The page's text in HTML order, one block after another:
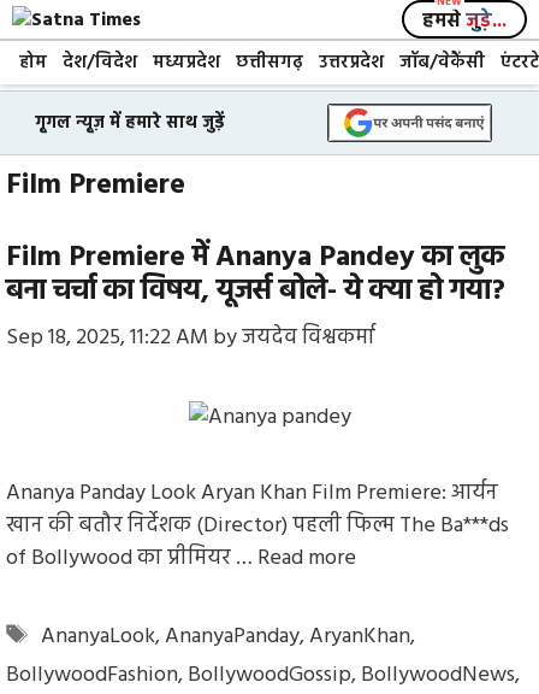
Skip
to
content
हमसेजुड़े...
होम देश/विदेश मध्यप्रदेश छत्तीसगढ़ उत्तरप्रदेश जॉब/वेकैंसी
गूगल न्यूज़ में हमारे साथ जुड़ें
Film Premiere
Film Premiere में Ananya Pandey का लुक
बना चर्चा का विषय, यूजर्स बोले- ये क्या हो गया?
Sep 18, 2025, 11:22 AM byजयदेव विश्वकर्मा
Ananya Panday Look Aryan Khan Film Premiere: आर्यन
खान की बतौर निर्देशक (Director) पहली फिल्म The Ba***ds
of Bollywood का प्रीमियर … Read more
Tags
AnanyaLook,AnanyaPanday,AryanKhan,
BollywoodFashion,BollywoodGossip,BollywoodNews,